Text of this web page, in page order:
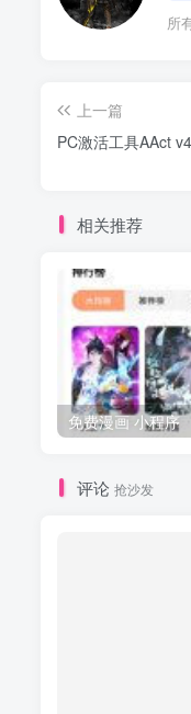
所
上一篇
PC激活工具AAct
相关推荐
免费漫画 小程序
评论 抢沙发